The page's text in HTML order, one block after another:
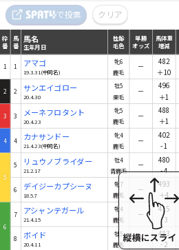
で投票 クリア
枠
番
馬
番
馬名
性齢
毛色
枠
番
馬
番
馬名
生年月日
性齢
毛色
単勝
オッズ
馬体重
増減
1 1 アマゴ
19.3.31(中同名)
牝6
鹿毛
－
482
＋10
2 2 サンエイゴロー
20.4.30
牡5
栗毛
－
496
＋1
3 3 メーネフロタント
20.4.23
牝5
鹿毛
－
488
＋1
4 4 カナサンドー
21.4.23(中同名)
牝4
鹿毛
－
402
-1
5
5 リュウノブライダー
21.2.17
牡4
青鹿毛
－
480
-4
6 デイジーカプシーヌ
18.5.7
牝7
鹿毛
－
493
＋4
6
7 アシャンテガール
21.4.15
牝4
鹿毛
－
415
-3
8 ボイド
20.4.11
牡5
鹿毛
－
483
-2